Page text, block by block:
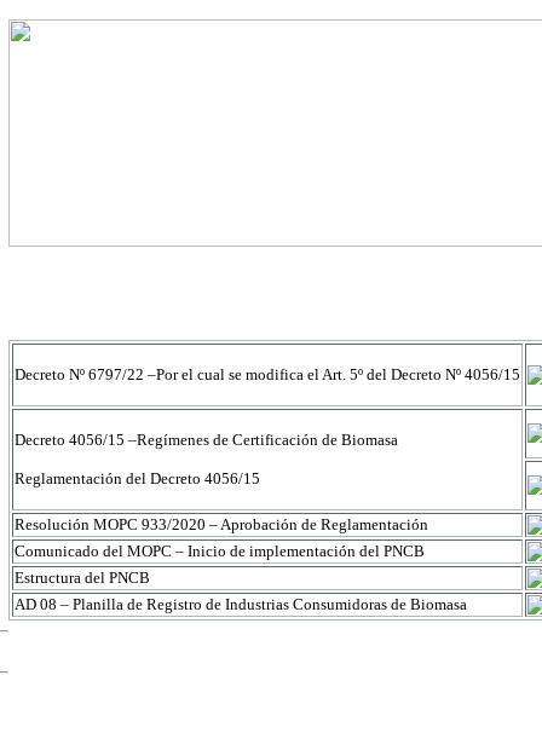
Decreto Nº 6797/22 –Por el cual se modifica el Art. 5º del Decreto Nº 4056/15
Decreto 4056/15 –Regímenes de Certificación de Biomasa
Reglamentación del Decreto 4056/15
Resolución MOPC 933/2020 – Aprobación de Reglamentación
Comunicado del MOPC – Inicio de implementación del PNCB
Estructura del PNCB
AD 08 – Planilla de Registro de Industrias Consumidoras de Biomasa